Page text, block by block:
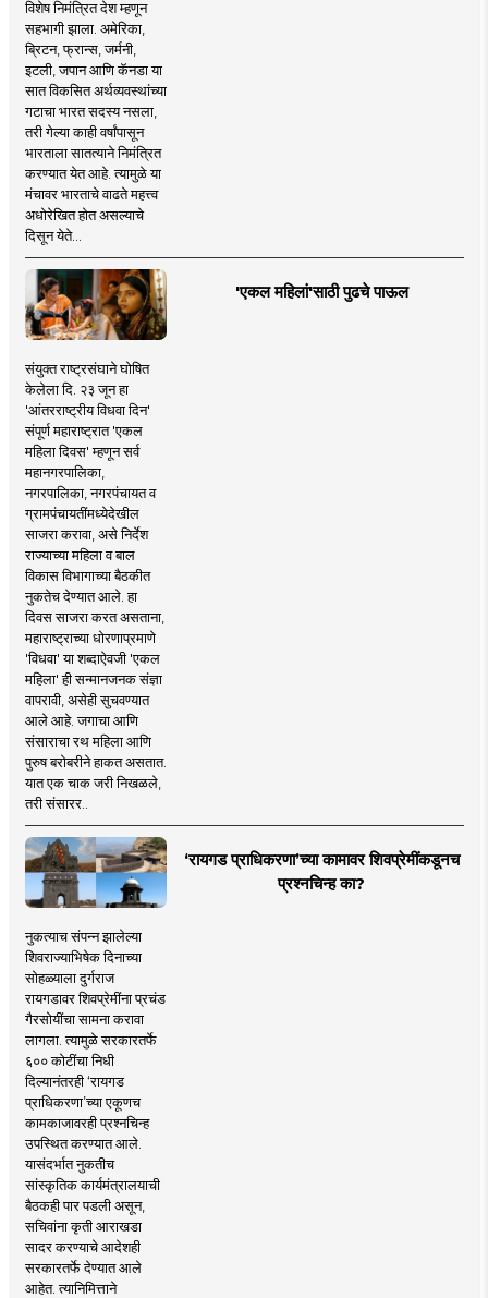
विशेष निमंत्रित देश म्हणून
सहभागी झाला. अमेरिका,
ब्रिटन, फ्रान्स, जर्मनी,
इटली, जपान आणि कॅनडा या
सात विकसित अर्थव्यवस्थांच्या
गटाचा भारत सदस्य नसला,
तरी गेल्या काही वर्षांपासून
भारताला सातत्याने निमंत्रित
करण्यात येत आहे. त्यामुळे या
मंचावर भारताचे वाढते महत्त्व
अधोरेखित होत असल्याचे
दिसून येते...
'एकल महिलां'साठी पुढचे पाऊल
संयुक्त राष्ट्रसंघाने घोषित
केलेला दि. २३ जून हा
'आंतरराष्ट्रीय विधवा दिन'
संपूर्ण महाराष्ट्रात 'एकल
महिला दिवस' म्हणून सर्व
महानगरपालिका,
नगरपालिका, नगरपंचायत व
ग्रामपंचायतींमध्येदेखील
साजरा करावा, असे निर्देश
राज्याच्या महिला व बाल
विकास विभागाच्या बैठकीत
नुकतेच देण्यात आले. हा
दिवस साजरा करत असताना,
महाराष्ट्राच्या धोरणाप्रमाणे
'विधवा' या शब्दाऐवजी 'एकल
महिला' ही सन्मानजनक संज्ञा
वापरावी, असेही सुचवण्यात
आले आहे. जगाचा आणि
संसाराचा रथ महिला आणि
पुरुष बरोबरीने हाकत असतात.
यात एक चाक जरी निखळले,
तरी संसारर..
‘रायगड प्राधिकरणा’च्या कामावर शिवप्रेमींकडूनच
प्रश्नचिन्ह का?
नुकत्याच संपन्न झालेल्या
शिवराज्याभिषेक दिनाच्या
सोहळ्याला दुर्गराज
रायगडावर शिवप्रेमींना प्रचंड
गैरसोयींचा सामना करावा
लागला. त्यामुळे सरकारतर्फे
६०० कोटींचा निधी
दिल्यानंतरही ‘रायगड
प्राधिकरणा’च्या एकूणच
कामकाजावरही प्रश्नचिन्ह
उपस्थित करण्यात आले.
यासंदर्भात नुकतीच
सांस्कृतिक कार्यमंत्रालयाची
बैठकही पार पडली असून,
सचिवांना कृती आराखडा
सादर करण्याचे आदेशही
सरकारतर्फे देण्यात आले
आहेत. त्यानिमित्ताने